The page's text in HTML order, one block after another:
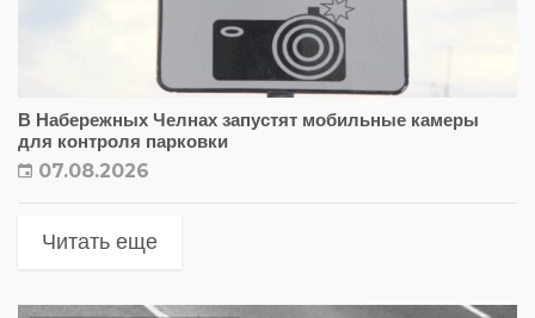
В Набережных Челнах запустят мобильные камеры
для контроля парковки
07.08.2026
Читать еще